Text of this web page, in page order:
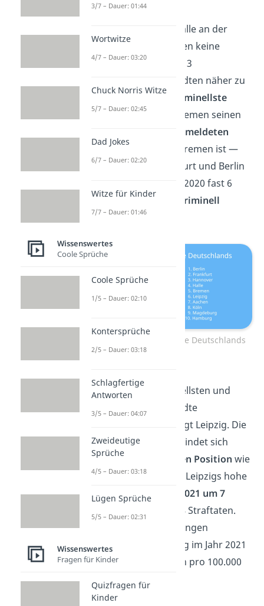
Bremen
Im Gegenteil zu Halle an der
Saale macht Bremen keine
Anstalten, den Top 3
gefährlichsten Städten näher zu
kommen. Als5. kriminellste
Stadtverteidigt Bremen seinen
63.146 gemeldeten
Straftaten
. Auch Bremen ist —
ähnlich wie Frankfurt und Berlin
— im Vergleich zu 2020 fast 6
Prozentweniger kriminell
geworden.
Gefährlichste Städte Deutschlands
Platz 6 der kriminellsten und
gefährlichsten Städte
Deutschlands belegt Leipzig. Die
Stadt im Osten befindet sich
somit auf
derselben Position wie
im Jahr 2020. Auch Leipzigs hohe
Kriminalität
2021 um 7
auf 64.004 Straftaten.
Umgerechnet begingen
Straftäter in Leipzig im Jahr 2021
ganze 10.712 Taten pro 100.000
Einwohner.
3/7 – Dauer: 01:44
Wortwitze
4/7 – Dauer: 03:20
Chuck Norris Witze
5/7 – Dauer: 02:45
Dad Jokes
6/7 – Dauer: 02:20
Witze für Kinder
7/7 – Dauer: 01:46
Wissenswertes
Coole Sprüche
Coole Sprüche
1/5 – Dauer: 02:10
Kontersprüche
2/5 – Dauer: 03:18
Schlagfertige
Antworten
3/5 – Dauer: 04:07
Zweideutige
Sprüche
4/5 – Dauer: 03:18
Lügen Sprüche
5/5 – Dauer: 02:31
Wissenswertes
Fragen für Kinder
Quizfragen für
Kinder